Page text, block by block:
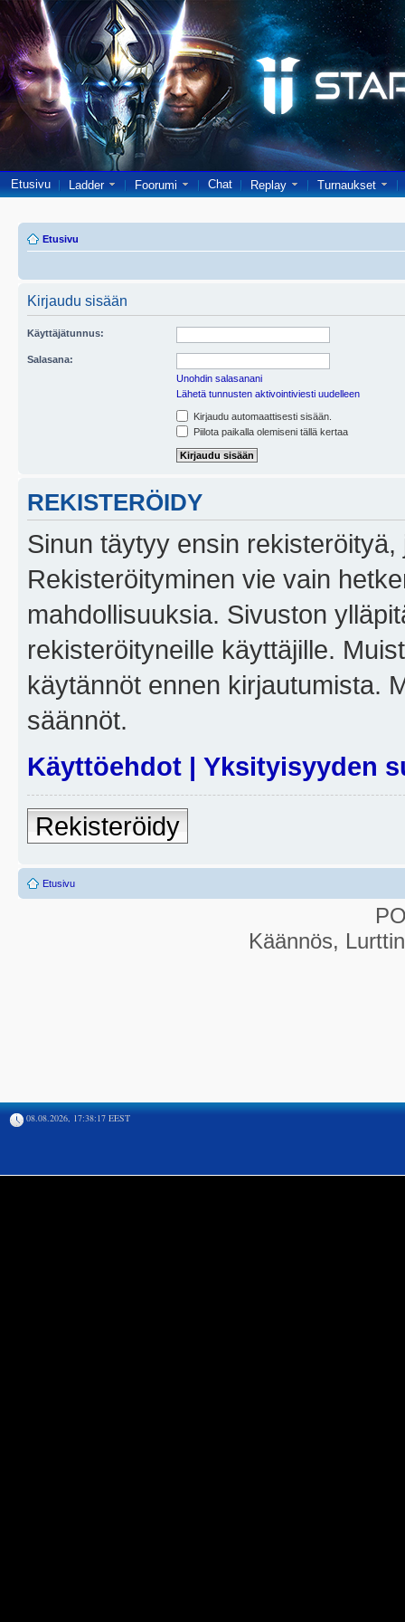
Etusivu Ladder Foorumi Chat Replay Turnaukset
Etusivu
Kirjaudu sisään
Käyttäjätunnus:
Salasana:
Unohdin salasanani
Lähetä tunnusten aktivointiviesti uudelleen
Kirjaudu automaattisesti sisään.
Piilota paikalla olemiseni tällä kertaa
REKISTERÖIDY
Sinun täytyy ensin
Rekisteröityminen vie vain
mahdollisuuksia. Sivuston
rekisteröityneille käyttäjille.
käytännöt ennen kirjautumista.
säännöt.
Käyttöehdot | Yksityisyyden
Rekisteröidy
Etusivu
Käännös,
08.08.2026, 17:38:17 EEST